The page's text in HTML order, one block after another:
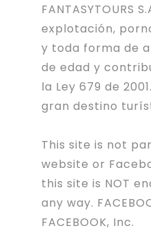
FANTASYTOURS
explotación,
y toda forma de
de edad y
la Ley 679 de
gran destino
This site is not
website or
this site is NOT
any way.
FACEBOOK, Inc.